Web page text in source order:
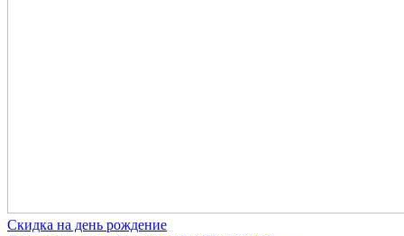
Скидка на день рождение